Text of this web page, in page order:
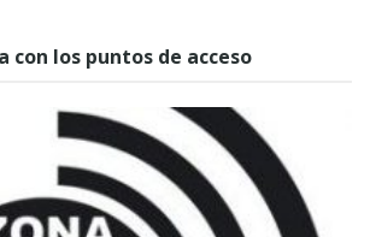
con los puntos de acceso